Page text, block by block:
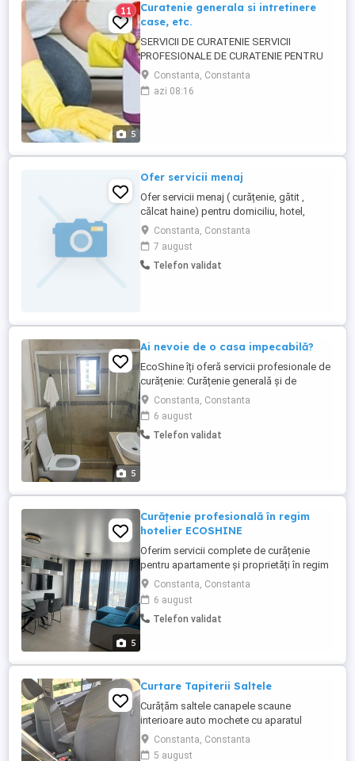
5
11
Curatenie generala si intretinere
case, etc.
SERVICII DE CURATENIE SERVICII
PROFESIONALE DE CURATENIE PENTRU
PERSOANE FIZICE, SOCIETATI
COMERCIALE, SPATII COMERCIALE, SPATII
DE BIROURI, PENSIUNI, MOTELURI,
ect... Pentru o imagine fara ...
Constanta, Constanta
azi 08:16
Ofer servicii menaj
Ofer servicii menaj ( curățenie, gătit ,
călcat haine) pentru domiciliu, hotel,
pensiune, orice alta încăpere. Plata cu ora !
Constanta, Constanta
7 august
Telefon validat
5
Ai nevoie de o casa impecabilă?
EcoShine îți oferă servicii profesionale de
curățenie: Curățenie generală și de
întreținere Curățenie după constructor
Spații comerciale și birouri Locuri de
joacă Produse profesionale Personal de
încredere Servicii rapide și de calitate
Constanta, Constanta
6 august
Telefon validat
5
Curățenie profesională în regim
hotelier ECOSHINE
Oferim servicii complete de curățenie
pentru apartamente și proprietăți în regim
hotelier, astfel încât fiecare oaspete să fie
întâmpinat într-un spațiu impecabil.
Serviciile noastre includ: Curățenie
completă și dezinfectare; Schimbarea
Constanta, Constanta
6 august
Telefon validat
Curtare Tapiterii Saltele
Curățăm saltele canapele scaune
interioare auto mochete cu aparatul
injecție-extracție. Prețuri: Canapele: de la
180 de lei ( 2 locuri ) Scaune: de la 35 de
Constanta, Constanta
5 august